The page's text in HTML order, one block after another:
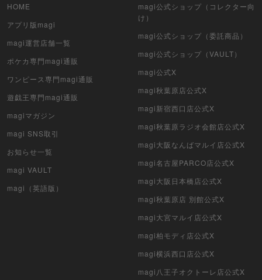
デュエル・マスターズ
マジック：ザ・ギャザリング
ヴァイスシュヴァルツ
クリプトスペルズ
マイクリプトヒーローズ
遊戯王初期
旧枠デュエマ
HOME
アプリ版magi
magi運営店舗一覧
ポケカ専門magi通販
ワンピース専門magi通販
遊戯王専門magi通販
magiマガジン
magi SNS取引
お知らせ一覧
magi VAULT
magi（英語版）
magi公式ショップ（コレクター向
け）
magi公式ショップ（委託商品）
magi公式ショップ（VAULT）
magi公式X
magi秋葉原店公式X
magi新宿西口店公式X
magi秋葉原ラジオ会館店公式X
magi大阪なんばマルイ店公式X
magi名古屋PARCO店公式X
magi大阪日本橋店公式X
magi秋葉原店 別館公式X
magi大宮マルイ店公式X
magi柏モディ店公式X
magi横浜西口店公式X
magi八王子オクトーレ店公式X